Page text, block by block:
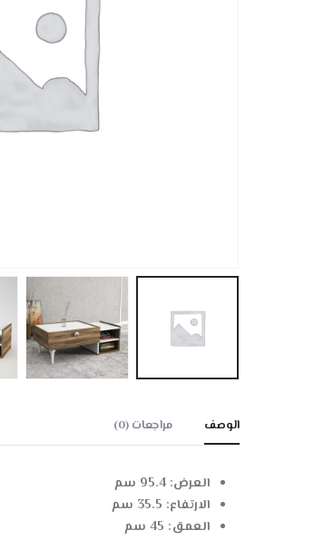
الوصف مراجعات (0)
العرض: 95.4 سم
الارتفاع: 35.5 سم
العمق: 45 سم